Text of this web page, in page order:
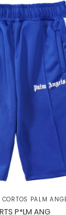
PALM
P*LM ANG